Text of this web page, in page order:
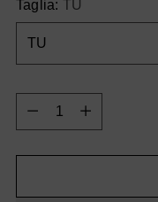
Taglia: TU
Quantity
Quantity